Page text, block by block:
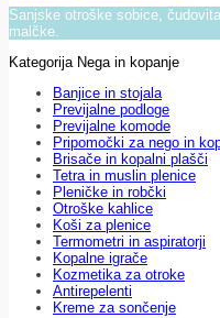
Sanjske otroške sobice,
malčke.
Kategorija Nega in kopanje
Banjice in stojala
Previjalne podloge
Previjalne komode
Pripomočki za nego in
Brisače in kopalni plašči
Tetra in muslin plenice
Pleničke in robčki
Otroške kahlice
Koši za plenice
Termometri in aspiratorji
Kopalne igrače
Kozmetika za otroke
Antirepelenti
Kreme za sončenje